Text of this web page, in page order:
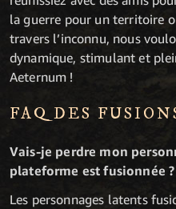
la guerre pour un territoire
travers l’inconnu, nous
dynamique, stimulant et
Aeternum !
FAQ DES
Vais-je perdre mon
plateforme est fusionnée ?
Les personnages latents